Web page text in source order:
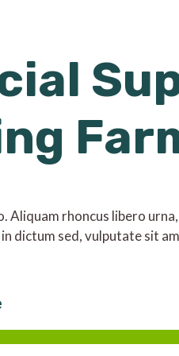
Aliquam rhoncus libero
dictum sed, vulputate sit